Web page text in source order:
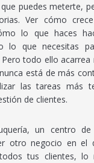
puedes meterte,
Ver cómo
lo que haces
lo que necesitas
todo ello acarrea
está de más
las tareas más
de clientes.
un centro
otro negocio en el
tus clientes, lo